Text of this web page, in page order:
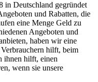
in Deutschland gegründet
und Rabatten, die
eine Menge Geld zu
Angeboten und
haben wir eine
hilft, beim
ihnen hilft, einen
wenn sie unsere